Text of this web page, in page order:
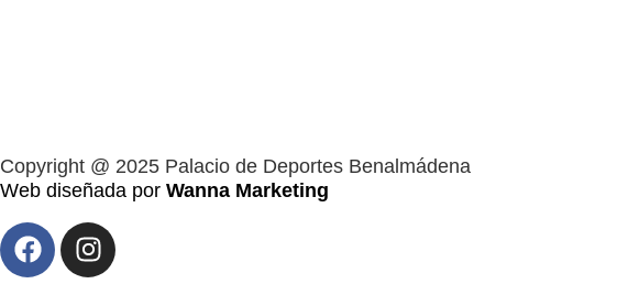
Copyright @ 2025 Palacio de Deportes Benalmádena
Web diseñada por Wanna Marketing